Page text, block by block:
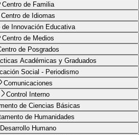
Centro de Familia
Centro de Idiomas
de Innovación Educativa
Centro de Medios
de Posgrados
Académicas y Graduados
Social - Periodismo
Comunicaciones
Control Interno
de Ciencias Básicas
de Humanidades
Desarrollo Humano